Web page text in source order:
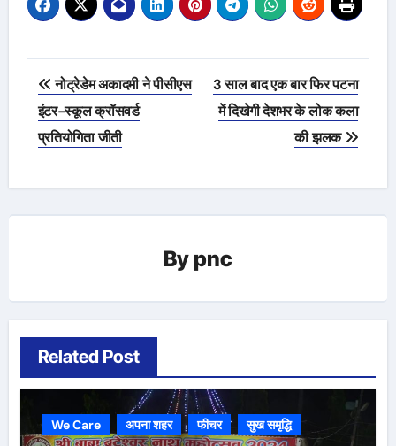
Post
navigation
नोट्रेडेम अकादमी ने पीसीएस
इंटर-स्कूल क्रॉसवर्ड
प्रतियोगिता जीती
3 साल बाद एक बार फिर पटना
में दिखेगी देशभर के लोक कला
की झलक
By pnc
Related Post
We Care अपना शहर फीचर सुख समृद्धि